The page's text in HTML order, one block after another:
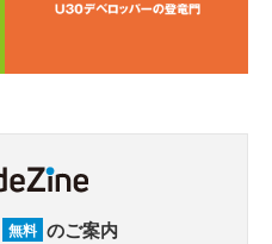
無料 のご案内